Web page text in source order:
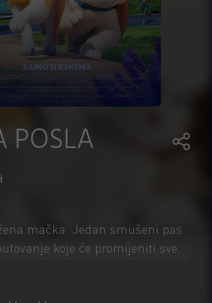
POSLA
mačka. Jedan smušeni pas.
koje će promijeniti sve.
kućna mačka Miss Moxy